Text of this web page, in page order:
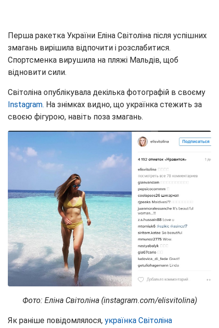
Перша ракетка України Еліна Світоліна після успішних
змагань вирішила відпочити і розслабитися.
Спортсменка вирушила на пляжі Мальдів, щоб
відновити сили.
Світоліна опублікувала декілька фотографій в своєму
Instagram. На знімках видно, що українка стежить за
своєю фігурою, навіть поза змагань.
Фото: Еліна Світоліна (instagram.com/elisvitolina)
Як раніше повідомлялося, українка Світоліна